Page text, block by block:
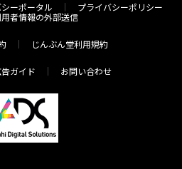
ーポータル
プライバシーポリシー
者情報の外部送信
じんぶん堂利用規約
ガイド お問い合わせ